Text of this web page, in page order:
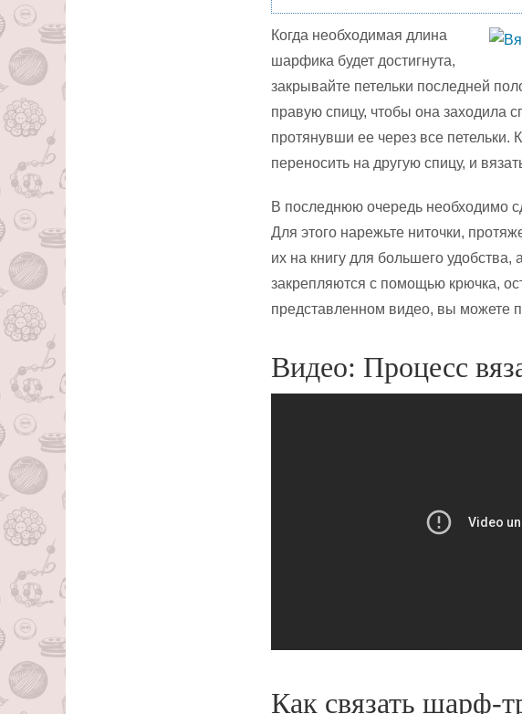
Когда необходимая длина
шарфика будет достигнута,
закрывайте петельки последней
правую спицу, чтобы она заходила
протянувши ее через все
переносить на другую спицу, и
В последнюю очередь необходимо
Для этого нарежьте ниточки,
их на книгу для большего
закрепляются с помощью крючка,
представленном видео, вы можете
Видео: Процесс
Как связать шарф-